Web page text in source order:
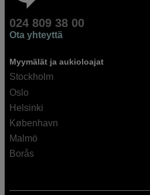
024 809 38 00
Ota yhteyttä
Myymälät ja aukioloajat
Stockholm
Oslo
Helsinki
København
Malmö
Borås